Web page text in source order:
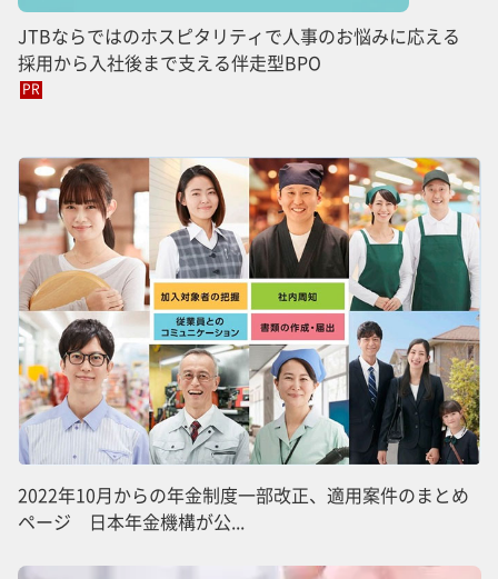
JTBならではのホスピタリティで人事のお悩みに応える
採用から入社後まで支える伴走型BPO
PR
2022年10月からの年金制度一部改正、適用案件のまとめ
ページ 日本年金機構が公...